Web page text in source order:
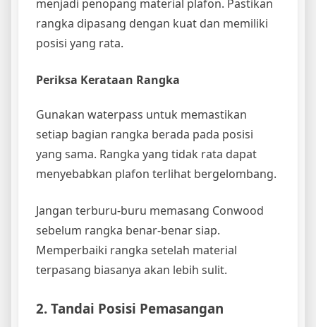
menjadi penopang material plafon. Pastikan
rangka dipasang dengan kuat dan memiliki
posisi yang rata.
Periksa Kerataan Rangka
Gunakan waterpass untuk memastikan
setiap bagian rangka berada pada posisi
yang sama. Rangka yang tidak rata dapat
menyebabkan plafon terlihat bergelombang.
Jangan terburu-buru memasang Conwood
sebelum rangka benar-benar siap.
Memperbaiki rangka setelah material
terpasang biasanya akan lebih sulit.
2. Tandai Posisi Pemasangan